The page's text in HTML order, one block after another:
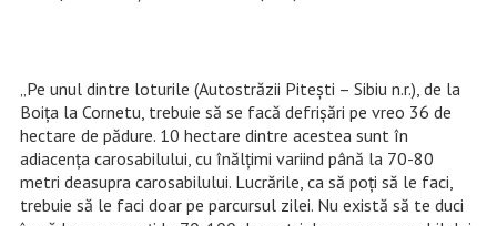
„Pe unul dintre loturile (Autostrăzii Piteşti – Sibiu n.r.), de la
Boiţa la Cornetu, trebuie să se facă defrişări pe vreo 36 de
hectare de pădure. 10 hectare dintre acestea sunt în
adiacenţa carosabilului, cu înălţimi variind până la 70-80
metri deasupra carosabilului. Lucrările, ca să poţi să le faci,
trebuie să le faci doar pe parcursul zilei. Nu există să te duci